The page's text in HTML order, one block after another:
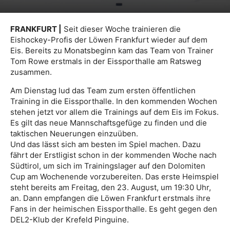
FRANKFURT |
Seit dieser Woche trainieren die
Eishockey-Profis der Löwen Frankfurt wieder auf dem
Eis. Bereits zu Monatsbeginn kam das Team von Trainer
Tom Rowe erstmals in der Eissporthalle am Ratsweg
zusammen.
Am Dienstag lud das Team zum ersten öffentlichen
Training in die Eissporthalle. In den kommenden Wochen
stehen jetzt vor allem die Trainings auf dem Eis im Fokus.
Es gilt das neue Mannschaftsgefüge zu finden und die
taktischen Neuerungen einzuüben.
Und das lässt sich am besten im Spiel machen. Dazu
fährt der Erstligist schon in der kommenden Woche nach
Südtirol, um sich im Trainingslager auf den Dolomiten
Cup am Wochenende vorzubereiten. Das erste Heimspiel
steht bereits am Freitag, den 23. August, um 19:30 Uhr,
an. Dann empfangen die Löwen Frankfurt erstmals ihre
Fans in der heimischen Eissporthalle. Es geht gegen den
DEL2-Klub der Krefeld Pinguine.